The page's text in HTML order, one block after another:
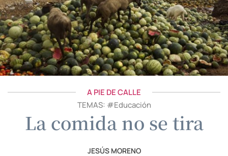
A PIE DE CALLE
TEMAS: #Educación
La comida no se tira
JESÚS MORENO